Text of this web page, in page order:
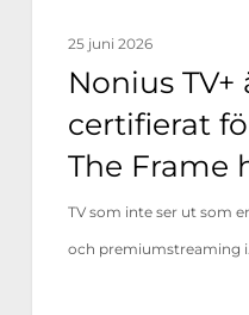
25 juni 2026
Nonius TV+
certifierat
The Frame
TV som inte ser ut som
och premiumstreaming